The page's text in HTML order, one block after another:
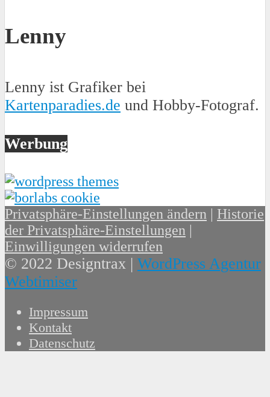
Lenny
Lenny ist Grafiker bei
Kartenparadies.de und Hobby-Fotograf.
Werbung
Privatsphäre-Einstellungen ändern | Historie
der Privatsphäre-Einstellungen |
Einwilligungen widerrufen
© 2022 Designtrax | WordPress Agentur
Webtimiser
Impressum
Kontakt
Datenschutz